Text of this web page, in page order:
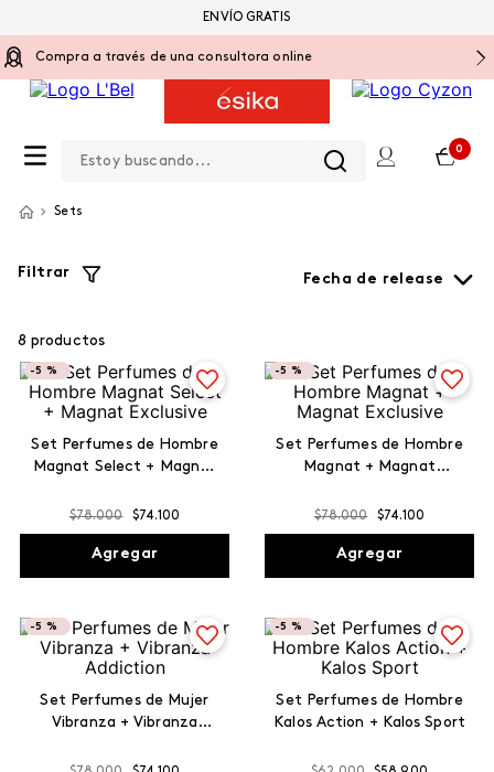
Compra a través de una consultora online
0
ENVÍO GRATIS
Sets
Filtrar Fecha de release
8 productos
Set Perfumes de Hombre
Magnat Select + Magnat
-5 %
$78.000 $74.100
Agregar
Set Perfumes de Hombre
Magnat + Magnat
-5 %
$78.000 $74.100
Agregar
Set Perfumes de Mujer
Vibranza + Vibranza
-5 %
Set Perfumes de Hombre
Kalos Action + Kalos Sport
-5 %